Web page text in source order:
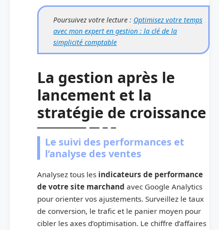
Poursuivez votre lecture : Optimisez votre temps
avec mon expert en gestion : la clé de la
simplicité comptable
La gestion après le
lancement et la
stratégie de croissance
Le suivi des performances et
l’analyse des ventes
Analysez tous les indicateurs de performance
de votre site marchand avec Google Analytics
pour orienter vos ajustements. Surveillez le taux
de conversion, le trafic et le panier moyen pour
cibler les axes d’optimisation. Le chiffre d’affaires